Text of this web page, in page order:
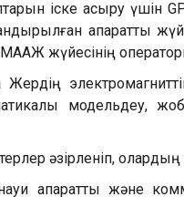
іске асыру үшін
ақпараттық
МААЖ жүйесінің
электромагниттік
модельдеу,
әзірленіп, олардың
және